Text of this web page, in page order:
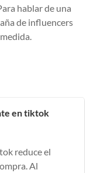
hablar de una
de influencers
en tiktok
reduce el
Al